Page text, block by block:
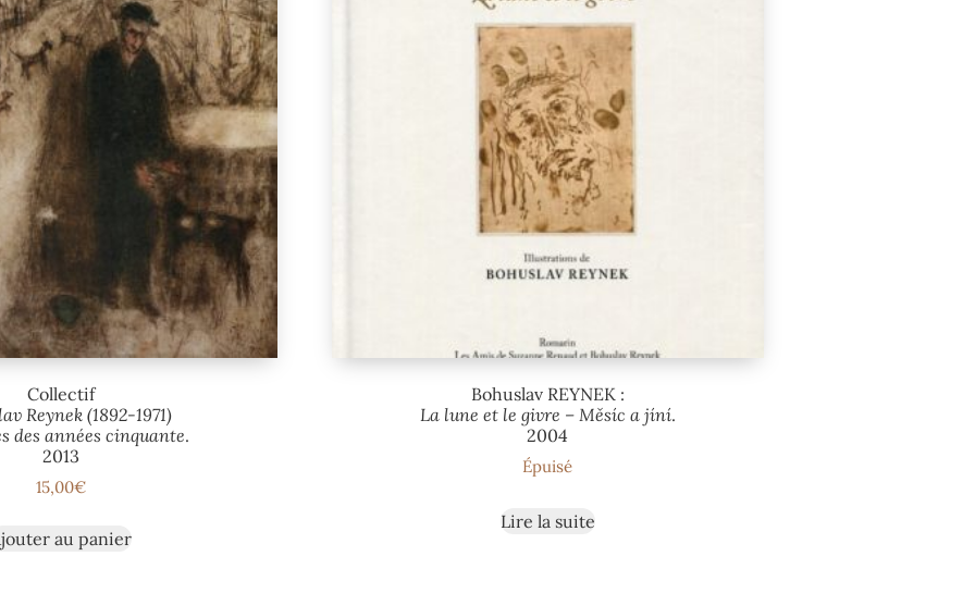
Collectif
Reynek (1892-1971)
des années cinquante.
2013
15,00€
au panier
Bohuslav REYNEK :
La lune et le givre – Měsíc a jíní.
2004
Épuisé
Lire la suite